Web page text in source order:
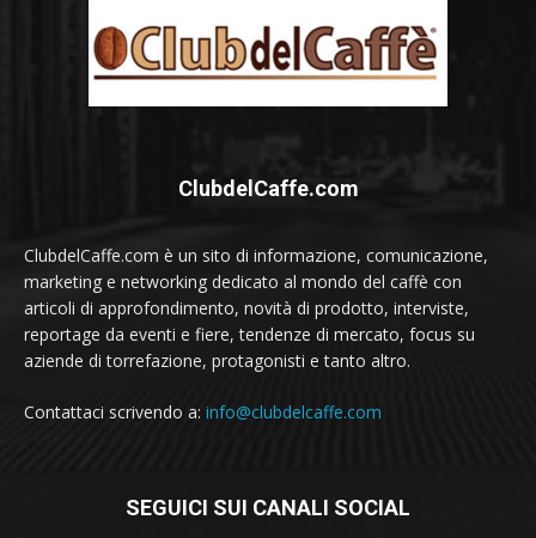
ClubdelCaffe.com
ClubdelCaffe.com è un sito di informazione, comunicazione,
marketing e networking dedicato al mondo del caffè con
articoli di approfondimento, novità di prodotto, interviste,
reportage da eventi e fiere, tendenze di mercato, focus su
aziende di torrefazione, protagonisti e tanto altro.
Contattaci scrivendo a: info@clubdelcaffe.com
SEGUICI SUI CANALI SOCIAL